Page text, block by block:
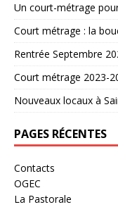
Un court-métrage
Court métrage : la
Rentrée Septembre
Court métrage 2023-
Nouveaux locaux à
PAGES RÉCENTES
Contacts
OGEC
La Pastorale